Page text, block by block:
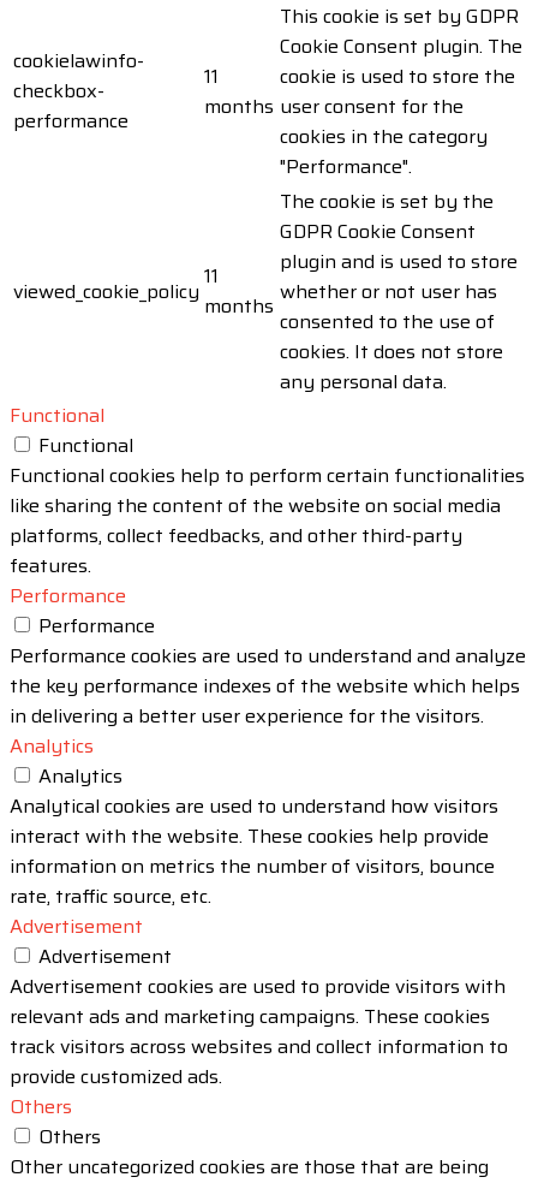
cookielawinfo-
checkbox-
performance
11
months
This cookie is set by GDPR
Cookie Consent plugin. The
cookie is used to store the
user consent for the
cookies in the category
"Performance".
viewed_cookie_policy
11
months
The cookie is set by the
GDPR Cookie Consent
plugin and is used to store
whether or not user has
consented to the use of
cookies. It does not store
any personal data.
Functional
Functional
Functional cookies help to perform certain functionalities
like sharing the content of the website on social media
platforms, collect feedbacks, and other third-party
features.
Performance
Performance
Performance cookies are used to understand and analyze
the key performance indexes of the website which helps
in delivering a better user experience for the visitors.
Analytics
Analytics
Analytical cookies are used to understand how visitors
interact with the website. These cookies help provide
information on metrics the number of visitors, bounce
rate, traffic source, etc.
Advertisement
Advertisement
Advertisement cookies are used to provide visitors with
relevant ads and marketing campaigns. These cookies
track visitors across websites and collect information to
provide customized ads.
Others
Others
Other uncategorized cookies are those that are being